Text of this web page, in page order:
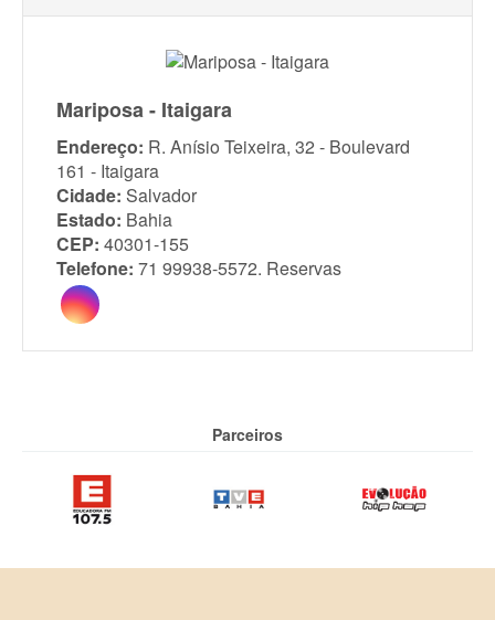
Mariposa - Itaigara
Endereço: R. Anísio Teixeira, 32 - Boulevard
161 - Itaigara
Cidade: Salvador
Estado: Bahia
CEP: 40301-155
Telefone: 71 99938-5572. Reservas
Parceiros